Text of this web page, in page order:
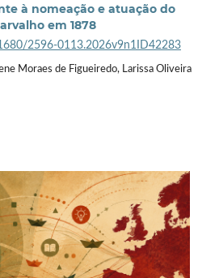
à nomeação e atuação do
em 1878
2596-0113.2026v9n1ID42283
Moraes de Figueiredo, Larissa Oliveira